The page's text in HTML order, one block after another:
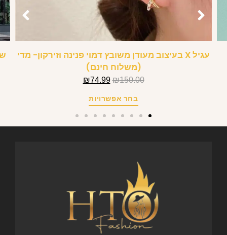
עגיל X בעיצוב מעודן משובץ דמוי פנינה וזירקון- מדי
(משלוח חינם)
₪150.00
₪74.99
בחר אפשרויות